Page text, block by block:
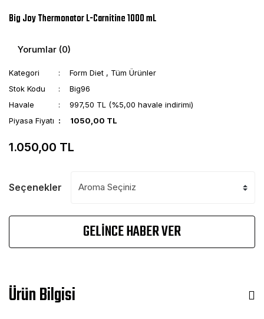
Big Joy Thermonator L-Carnitine 1000 mL
Yorumlar (0)
Kategori Form Diet , Tüm Ürünler
Stok Kodu
Big96
Havale
997,50 TL (%5,00 havale indirimi)
Piyasa Fiyatı
1050,00 TL
1.050,00 TL
Seçenekler
GELİNCE HABER VER
Ürün Bilgisi